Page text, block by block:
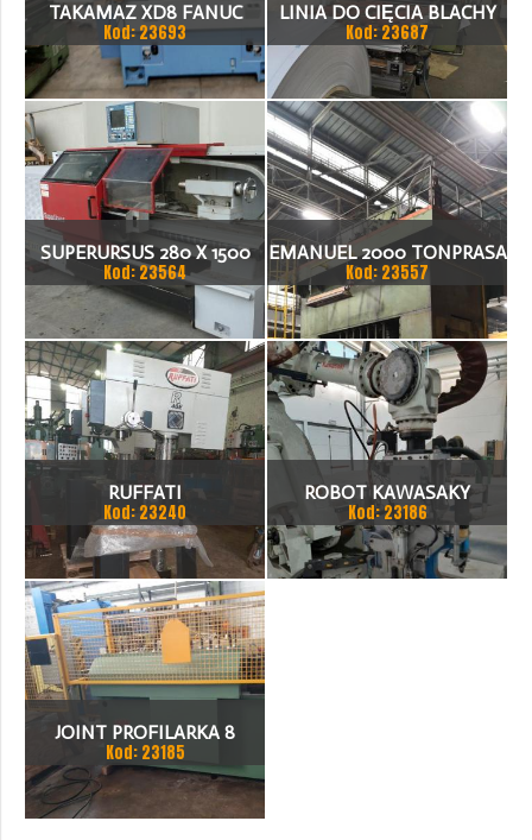
TAKAMAZ XD8 FANUC
21ITA TOKARKA CNC
Kod: 23693
LINIA DO CIĘCIA BLACHY
1.500 X 1,5 (2,5) MM
Kod: 23687
SUPERURSUS 280 X 1500
TOKARKA
Kod: 23564
EMANUEL 2000 TONPRASA
HYDRAULICZNA 3200 X
2000
Kod: 23557
RUFFATI
Kod: 23240
ROBOT KAWASAKY
Kod: 23186
JOINT PROFILARKA 8
STACJI
Kod: 23185